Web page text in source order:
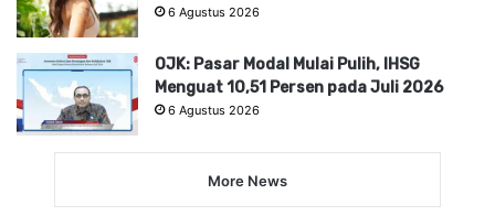
6 Agustus 2026
OJK: Pasar Modal Mulai Pulih, IHSG
Menguat 10,51 Persen pada Juli 2026
6 Agustus 2026
More News